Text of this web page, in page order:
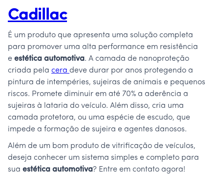
Cadillac
É um produto que apresenta uma solução completa
para promover uma alta performance em resistência
e estética automotiva. A camada de nanoproteção
criada pela cera deve durar por anos protegendo a
pintura de intempéries, sujeiras de animais e pequenos
riscos. Promete diminuir em até 70% a aderência a
sujeiras à lataria do veículo. Além disso, cria uma
camada protetora, ou uma espécie de escudo, que
impede a formação de sujeira e agentes danosos.
Além de um bom produto de vitrificação de veículos,
deseja conhecer um sistema simples e completo para
sua estética automotiva? Entre em contato agora!